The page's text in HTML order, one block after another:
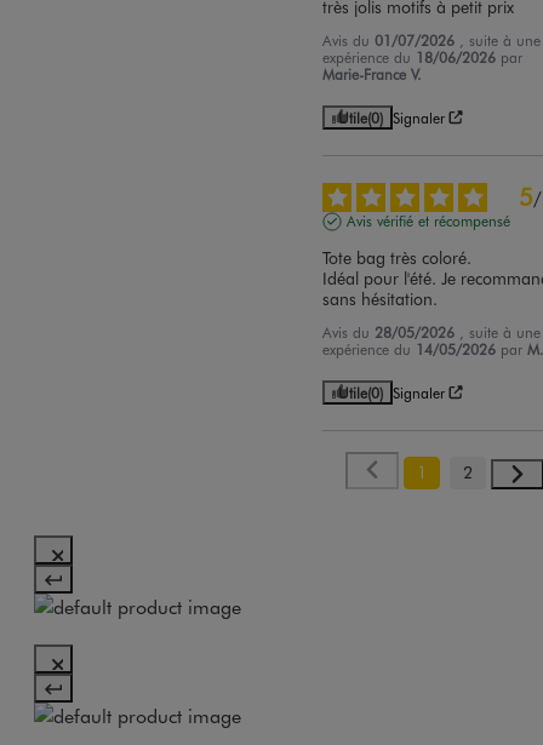
très jolis motifs à petit prix
Avis du01/07/2026
, suite à une
expérience du 18/06/2026 par
Marie-France V.
Utile(0) Signaler
5/
Avis vérifié et récompensé
Tote bag très coloré.
Idéal pour l'été. Je
sans hésitation.
Avis du 28/05/2026
, suite à une
expérience du 14/05/2026 par
Utile(0) Signaler
1 2